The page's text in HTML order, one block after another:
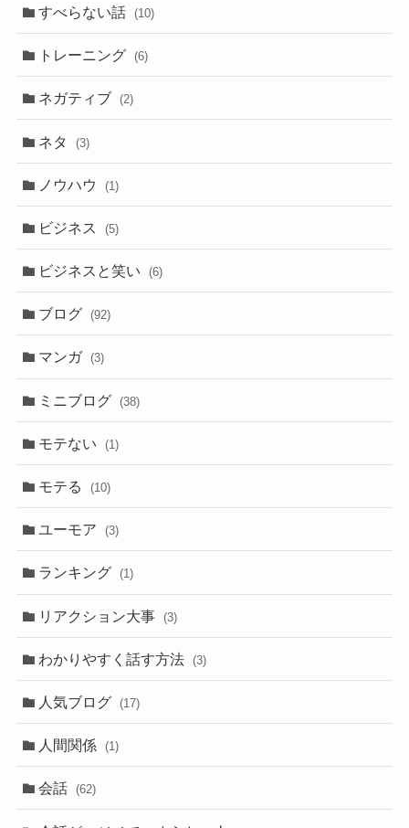
すべらない話 (10)
トレーニング (6)
ネガティブ (2)
ネタ (3)
ノウハウ (1)
ビジネス (5)
ビジネスと笑い (6)
ブログ (92)
マンガ (3)
ミニブログ (38)
モテない (1)
モテる (10)
ユーモア (3)
ランキング (1)
リアクション大事 (3)
わかりやすく話す方法 (3)
人気ブログ (17)
人間関係 (1)
会話 (62)